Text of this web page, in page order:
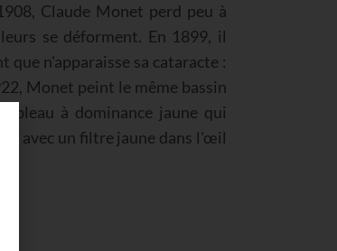
Claude Monet perd peu à
se déforment. En 1899, il
que n'apparaisse sa cataracte :
Monet peint le même bassin
à dominance jaune qui
avec un filtre jaune dans l'œil